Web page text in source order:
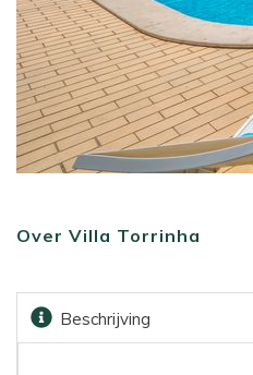
Over Villa Torrinha
Beschrijving